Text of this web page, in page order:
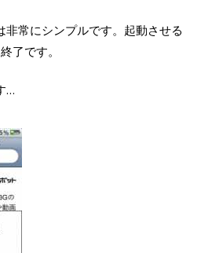
非常にシンプルです。起動させる
了です。
…